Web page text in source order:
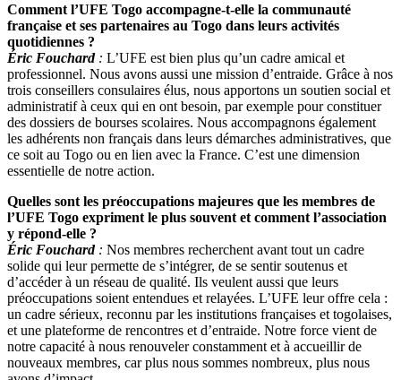
Comment l’UFE Togo accompagne-t-elle la communauté
française et ses partenaires au Togo dans leurs activités
quotidiennes ?
Éric Fouchard: L’UFE est bien plus qu’un cadre amical et
professionnel. Nous avons aussi une mission d’entraide. Grâce à nos
trois conseillers consulaires élus, nous apportons un soutien social et
administratif à ceux qui en ont besoin, par exemple pour constituer
des dossiers de bourses scolaires. Nous accompagnons également
les adhérents non français dans leurs démarches administratives, que
ce soit au Togo ou en lien avec la France. C’est une dimension
essentielle de notre action.
Quelles sont les préoccupations majeures que les membres de
l’UFE Togo expriment le plus souvent et comment l’association
y répond-elle ?
Éric Fouchard : Nos membres recherchent avant tout un cadre
solide qui leur permette de s’intégrer, de se sentir soutenus et
d’accéder à un réseau de qualité. Ils veulent aussi que leurs
préoccupations soient entendues et relayées. L’UFE leur offre cela :
un cadre sérieux, reconnu par les institutions françaises et togolaises,
et une plateforme de rencontres et d’entraide. Notre force vient de
notre capacité à nous renouveler constamment et à accueillir de
nouveaux membres, car plus nous sommes nombreux, plus nous